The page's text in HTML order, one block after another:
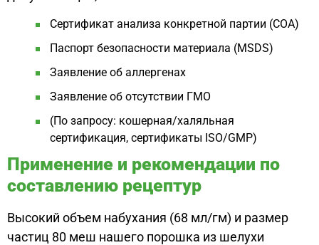
Сертификат анализа конкретной партии (COA)
Паспорт безопасности материала (MSDS)
Заявление об аллергенах
Заявление об отсутствии ГМО
(По запросу: кошерная/халяльная
сертификация, сертификаты ISO/GMP)
Применение и рекомендации по
составлению рецептур
Высокий объем набухания (68 мл/гм) и размер
частиц 80 меш нашего порошка из шелухи